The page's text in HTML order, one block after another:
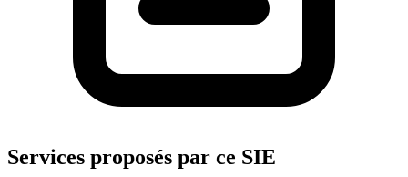
Services proposés par ce SIE